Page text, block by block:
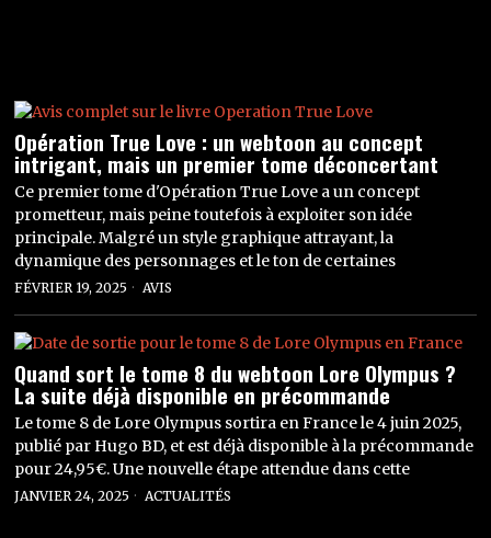
Opération True Love : un webtoon au concept
intrigant, mais un premier tome déconcertant
Ce premier tome d'Opération True Love a un concept
prometteur, mais peine toutefois à exploiter son idée
principale. Malgré un style graphique attrayant, la
dynamique des personnages et le ton de certaines
FÉVRIER 19, 2025 AVIS
Quand sort le tome 8 du webtoon Lore Olympus ?
La suite déjà disponible en précommande
Le tome 8 de Lore Olympus sortira en France le 4 juin 2025,
publié par Hugo BD, et est déjà disponible à la précommande
pour 24,95€. Une nouvelle étape attendue dans cette
JANVIER 24, 2025 ACTUALITÉS